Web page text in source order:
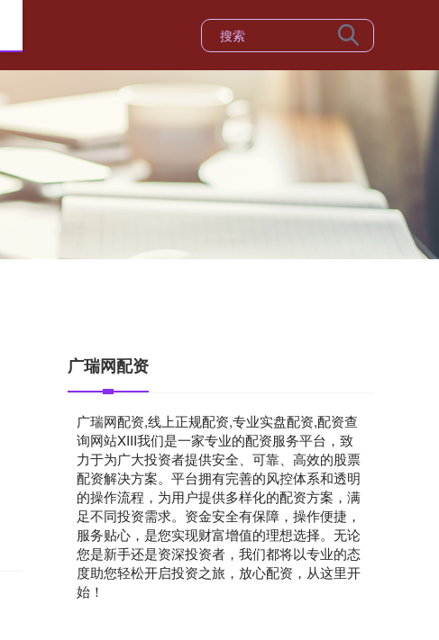
广瑞网配资
广瑞网配资,线上正规配资,专业实盘配资,配资查
询网站XIII‌我们是一家专业的配资服务平台，致
力于为广大投资者提供安全、可靠、高效的股票
配资解决方案。平台拥有完善的风控体系和透明
的操作流程，为用户提供多样化的配资方案，满
足不同投资需求。资金安全有保障，操作便捷，
服务贴心，是您实现财富增值的理想选择。无论
您是新手还是资深投资者，我们都将以专业的态
度助您轻松开启投资之旅，放心配资，从这里开
始！